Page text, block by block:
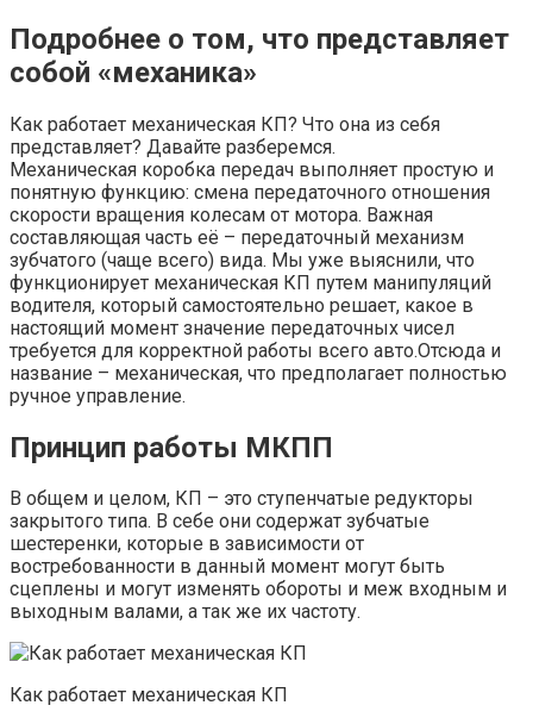
Подробнее о том, что представляет
собой «механика»
Как работает механическая КП? Что она из себя
представляет? Давайте разберемся.
Механическая коробка передач выполняет простую и
понятную функцию: смена передаточного отношения
скорости вращения колесам от мотора. Важная
составляющая часть её – передаточный механизм
зубчатого (чаще всего) вида. Мы уже выяснили, что
функционирует механическая КП путем манипуляций
водителя, который самостоятельно решает, какое в
настоящий момент значение передаточных чисел
требуется для корректной работы всего авто.Отсюда и
название – механическая, что предполагает полностью
ручное управление.
Принцип работы МКПП
В общем и целом, КП – это ступенчатые редукторы
закрытого типа. В себе они содержат зубчатые
шестеренки, которые в зависимости от
востребованности в данный момент могут быть
сцеплены и могут изменять обороты и меж входным и
выходным валами, а так же их частоту.
Как работает механическая КП